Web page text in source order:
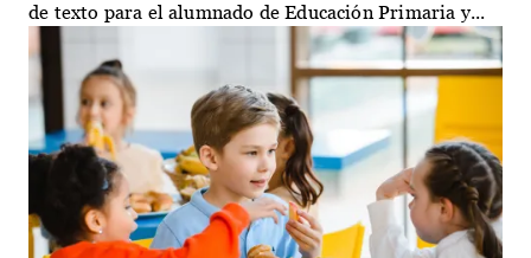
de texto para el alumnado de Educación Primaria y...